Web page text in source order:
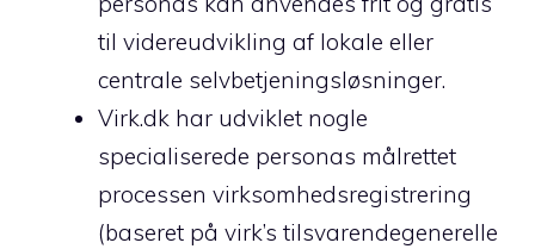
til videreudvikling af lokale eller
centrale selvbetjeningsløsninger.
Virk.dk har udviklet nogle
specialiserede personas målrettet
processen virksomhedsregistrering
(baseret på virk’s tilsvarendegenerelle